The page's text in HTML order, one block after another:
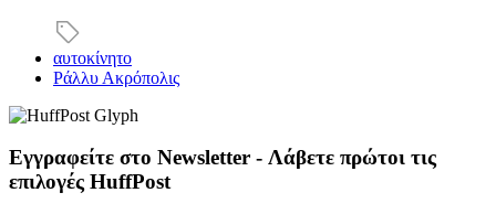
αυτοκίνητο
Ράλλυ Ακρόπολις
Εγγραφείτε στο Newsletter - Λάβετε πρώτοι τις
επιλογές HuffPost